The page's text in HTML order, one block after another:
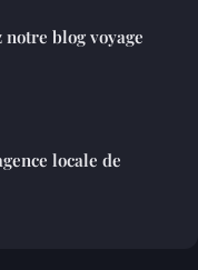
blog voyage
locale de